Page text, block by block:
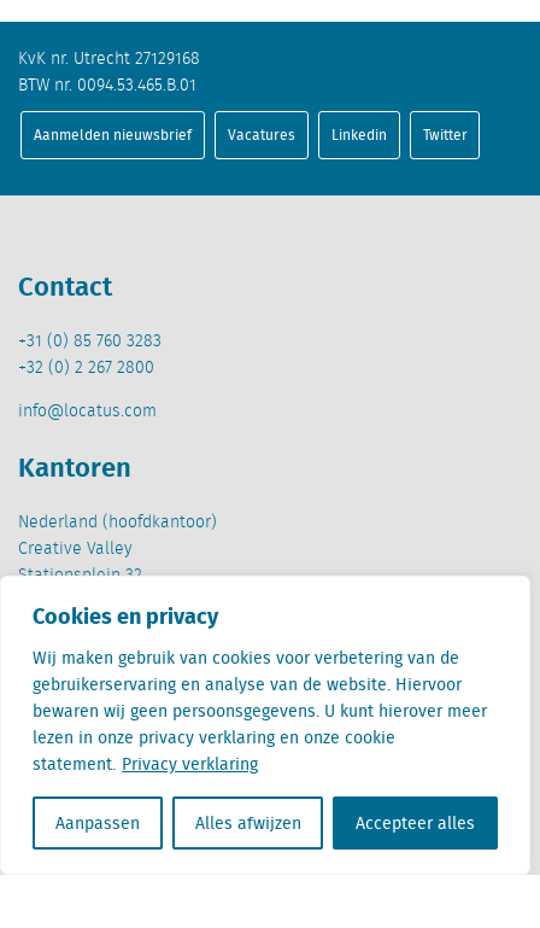
Cookies en privacy
Wij maken gebruik van cookies voor verbetering van de
gebruikerservaring en analyse van de website. Hiervoor
bewaren wij geen persoonsgegevens. U kunt hierover meer
lezen in onze privacy verklaring en onze cookie
statement. Privacy verklaring
Aanpassen Alles afwijzen Accepteer alles
KvK nr. Utrecht 27129168
BTW nr. 0094.53.465.B.01
Aanmelden nieuwsbrief Vacatures Linkedin Twitter
Contact
+31 (0) 85 760 3283
+32 (0) 2 267 2800
info@locatus.com
Kantoren
Nederland (hoofdkantoor)
Creative Valley
Stationsplein 32
3511 ED Utrecht
België
Cantersteen 47
1000 Brussel